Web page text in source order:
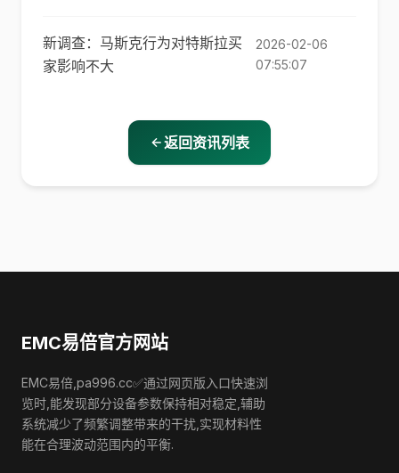
新调查：马斯克行为对特斯拉买
家影响不大
2026-02-06
07:55:07
返回资讯列表
EMC易倍官方网站
EMC易倍,pa996.cc✅通过网页版入口快速浏
览时,能发现部分设备参数保持相对稳定,辅助
系统减少了频繁调整带来的干扰,实现材料性
能在合理波动范围内的平衡.